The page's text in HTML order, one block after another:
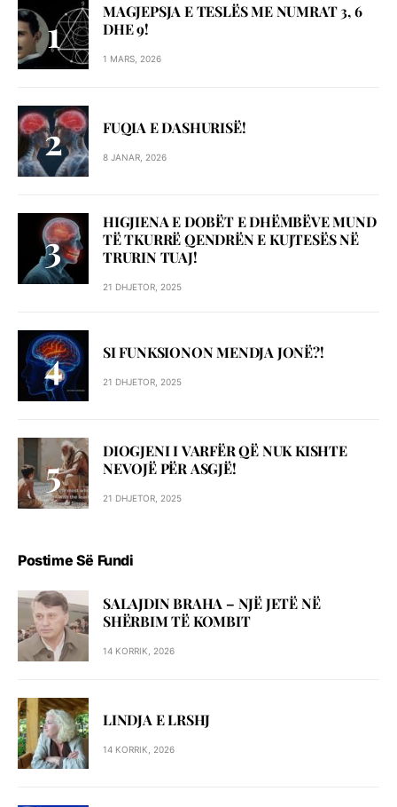
MAGJEPSJA E TESLËS ME NUMRAT 3, 6
DHE 9!
1 MARS, 2026
FUQIA E DASHURISË!
8 JANAR, 2026
HIGJIENA E DOBËT E DHËMBËVE MUND
TË TKURRË QENDRËN E KUJTESËS NË
TRURIN TUAJ!
21 DHJETOR, 2025
SI FUNKSIONON MENDJA JONË?!
21 DHJETOR, 2025
DIOGJENI I VARFËR QË NUK KISHTE
NEVOJË PËR ASGJË!
21 DHJETOR, 2025
Postime Së Fundi
SALAJDIN BRAHA – NJЁ JETЁ NЁ
SHЁRBIM TЁ KOMBIT
14 KORRIK, 2026
LINDJA E LRSHJ
14 KORRIK, 2026